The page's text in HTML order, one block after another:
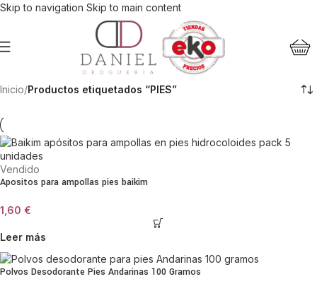
Skip to navigation Skip to main content
Inicio/Productos etiquetados “PIES”
Vendido
Apositos para ampollas pies baikim
1,60 €
Leer más
Polvos Desodorante Pies Andarinas 100 Gramos